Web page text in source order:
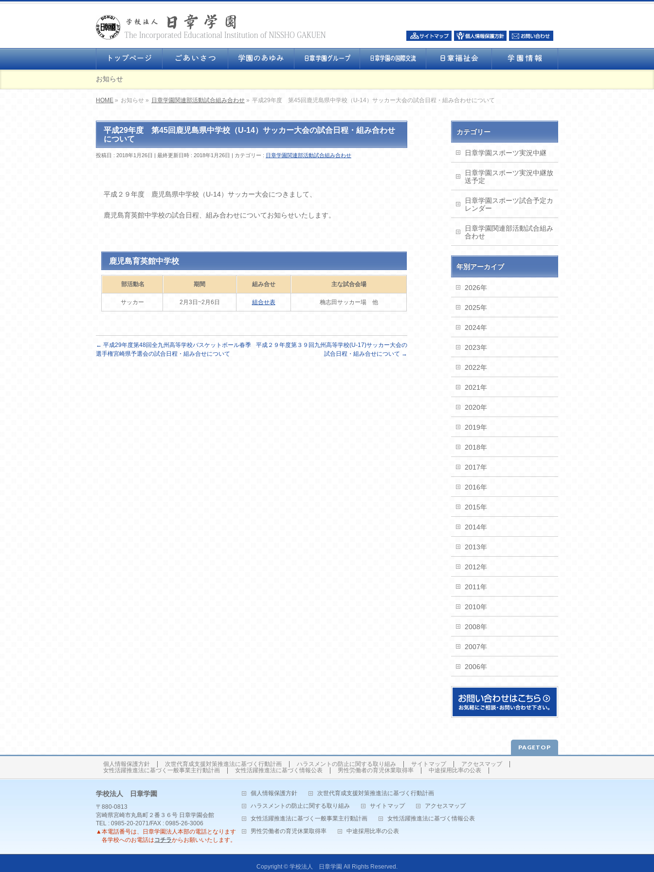
お知らせ
HOME » お知らせ » 日章学園関連部活動試合組み合わせ » 平成29年度 第45回鹿児島県中学校（U-14）サッカー大会の試合日程・組み合わせについて
平成29年度 第45回鹿児島県中学校（U-14）サッカー大会の試合日程・組み合わせ
について
投稿日 : 2018年1月26日 最終更新日時 : 2018年1月26日 カテゴリー : 日章学園関連部活動試合組み合わせ
平成２９年度 鹿児島県中学校（U-14）サッカー大会につきまして、
鹿児島育英館中学校の試合日程、組み合わせについてお知らせいたします。
鹿児島育英館中学校
部活動名 期間 組み合せ 主な試合会場
サッカー 2月3日~2月6日 組合せ表 桷志田サッカー場 他
← 平成29年度第48回全九州高等学校バスケットボール春季
選手権宮崎県予選会の試合日程・組み合せについて
平成２９年度第３９回九州高等学校(U-17)サッカー大会の
試合日程・組み合せについて →
カテゴリー
日章学園スポーツ実況中継
日章学園スポーツ実況中継放
送予定
日章学園スポーツ試合予定カ
レンダー
日章学園関連部活動試合組み
合わせ
年別アーカイブ
2026年
2025年
2024年
2023年
2022年
2021年
2020年
2019年
2018年
2017年
2016年
2015年
2014年
2013年
2012年
2011年
2010年
2008年
2007年
2006年
PAGETOP
個人情報保護方針 次世代育成支援対策推進法に基づく行動計画 ハラスメントの防止に関する取り組み サイトマップ
アクセスマップ
女性活躍推進法に基づく一般事業主行動計画
女性活躍推進法に基づく情報公表 男性労働者の育児休業取得率 中途採用比率の公表
学校法人 日章学園
〒880-0813
宮崎県宮崎市丸島町２番３６号 日章学園会館
TEL : 0985-20-2071/FAX : 0985-26-3006
▲本電話番号は、日章学園法人本部の電話となります
各学校へのお電話は コチラからお願いいたします。
個人情報保護方針
次世代育成支援対策推進法に基づく行動計画
ハラスメントの防止に関する取り組み
サイトマップ
アクセスマップ
女性活躍推進法に基づく一般事業主行動計画
女性活躍推進法に基づく情報公表
男性労働者の育児休業取得率
中途採用比率の公表
Copyright © 学校法人 日章学園 All Rights Reserved.